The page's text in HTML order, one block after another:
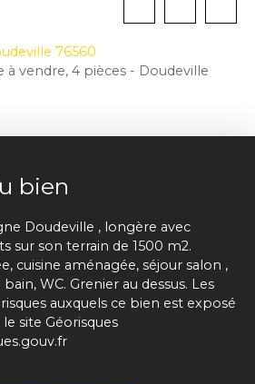
76560
à vendre, 4 pièces - Doudeville
bien
Doudeville , longère avec
sur son terrain de 1500 m2.
cuisine aménagée, séjour salon ,
WC. Grenier au dessus. Les
auxquels ce bien est exposé
site Géorisques